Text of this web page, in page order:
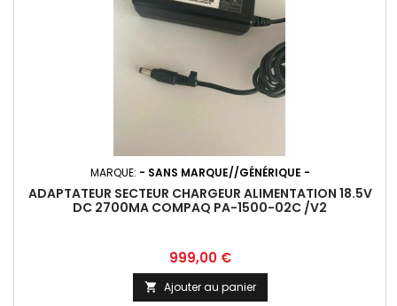
MARQUE: - SANS MARQUE//GÉNÉRIQUE -
ADAPTATEUR SECTEUR CHARGEUR ALIMENTATION 18.5V
DC 2700MA COMPAQ PA-1500-02C /V2
Prix
999,00 €
 Ajouter au panier